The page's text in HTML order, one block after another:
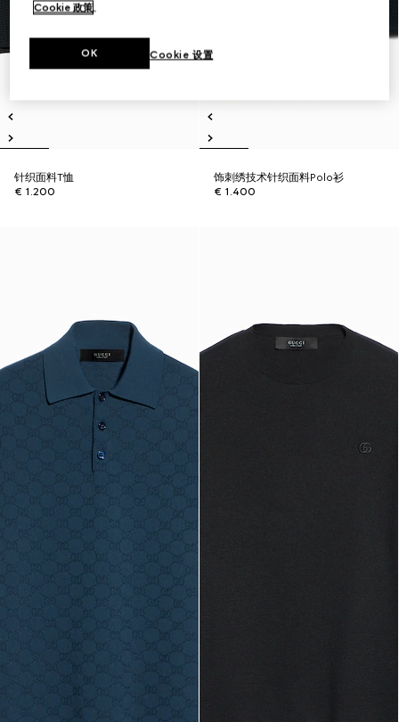
针织面料T恤
€ 1.200
饰刺绣技术针织面料Polo衫
€ 1.400
Cookie 政策。
Cookie 设置
OK